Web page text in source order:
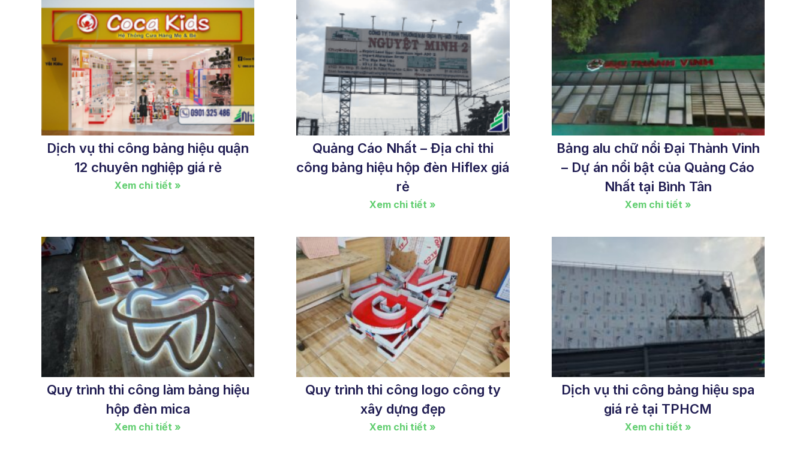
Dịch vụ thi công bảng hiệu quận
12 chuyên nghiệp giá rẻ
Xem chi tiết »
Quảng Cáo Nhất – Địa chỉ thi
công bảng hiệu hộp đèn Hiflex giá
rẻ
Xem chi tiết »
Bảng alu chữ nổi Đại Thành Vinh
– Dự án nổi bật của Quảng Cáo
Nhất tại Bình Tân
Xem chi tiết »
Quy trình thi công làm bảng hiệu
hộp đèn mica
Xem chi tiết »
Quy trình thi công logo công ty
xây dựng đẹp
Xem chi tiết »
Dịch vụ thi công bảng hiệu spa
giá rẻ tại TPHCM
Xem chi tiết »